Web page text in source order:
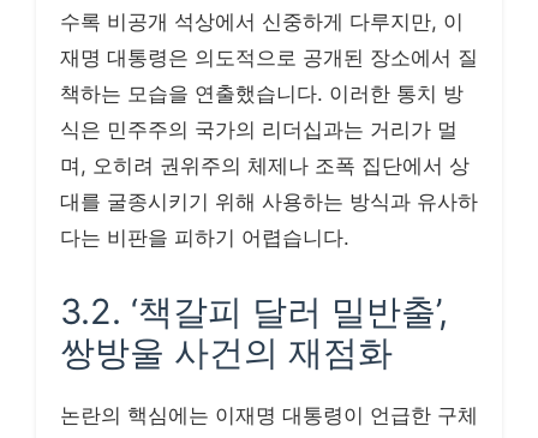
수록 비공개 석상에서 신중하게 다루지만, 이
재명 대통령은 의도적으로 공개된 장소에서 질
책하는 모습을 연출했습니다. 이러한 통치 방
식은 민주주의 국가의 리더십과는 거리가 멀
며, 오히려 권위주의 체제나 조폭 집단에서 상
대를 굴종시키기 위해 사용하는 방식과 유사하
다는 비판을 피하기 어렵습니다.
3.2. ‘책갈피 달러 밀반출’,
쌍방울 사건의 재점화
논란의 핵심에는 이재명 대통령이 언급한 구체